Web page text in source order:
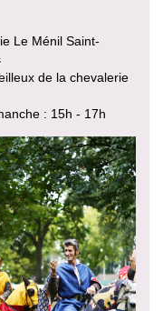
Le Ménil Saint-
de la chevalerie
: 15h - 17h